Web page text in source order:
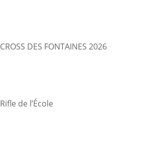
CROSS DES FONTAINES 2026
Rifle de l’École